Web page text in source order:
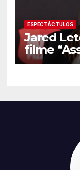
ESPECTÁCTULOS
Jared
filme
resurgir